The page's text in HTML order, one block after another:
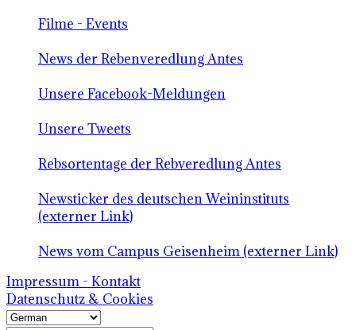
Filme - Events
News der Rebenveredlung Antes
Unsere Facebook-Meldungen
Unsere Tweets
Rebsortentage der Rebveredlung Antes
Newsticker des deutschen Weininstituts
(externer Link)
News vom Campus Geisenheim (externer Link)
Impressum - Kontakt
Datenschutz & Cookies